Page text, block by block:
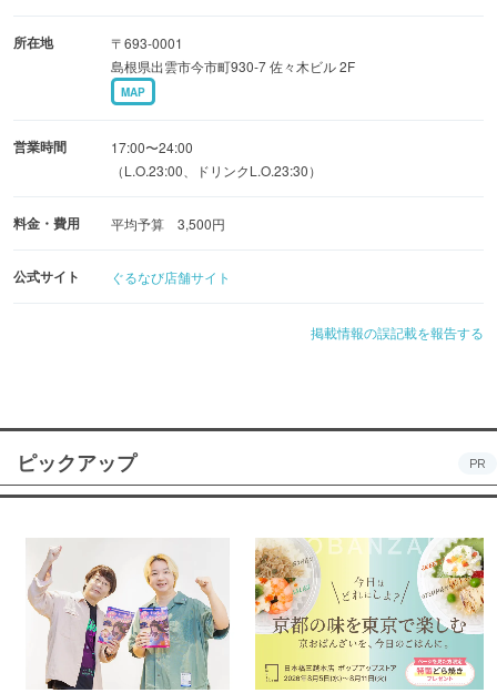
歓送迎会・会社宴会・同窓会・打ち上げなどにも最適。
落ち着きある個室空間と使いやすい価格帯で、
出雲の夜を心地よくお過ごしいただけます。
所在地
〒693-0001
島根県出雲市今市町930-7 佐々木ビル 2F
MAP
営業時間
17:00〜24:00
（L.O.23:00、ドリンクL.O.23:30）
料金・費用 平均予算 3,500円
公式サイト ぐるなび店舗サイト
掲載情報の誤記載を報告する
ピックアップ PR